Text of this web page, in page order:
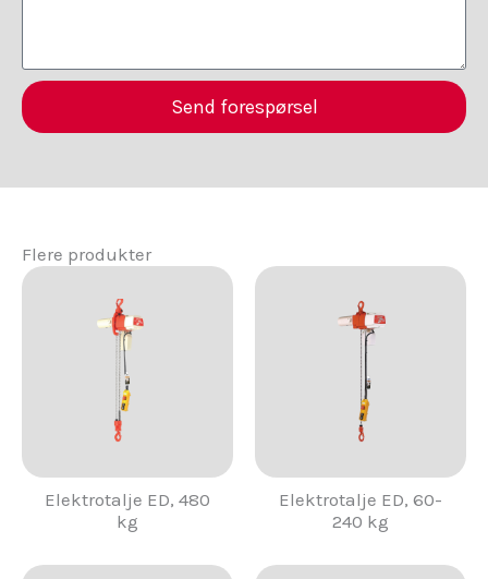
Send forespørsel
Flere produkter
Elektrotalje ED, 480
kg
Elektrotalje ED, 60-
240 kg